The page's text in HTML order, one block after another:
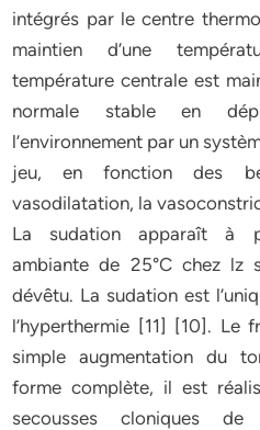
intégrés par le centre
maintien d’une
température centrale est
normale stable en
l’environnement par un
jeu, en fonction des
vasodilatation, la
La sudation apparaît à
ambiante de 25°C chez lz
dévêtu. La sudation est
l’hyperthermie [11] [10]. Le
simple augmentation du
forme complète, il est
secousses cloniques